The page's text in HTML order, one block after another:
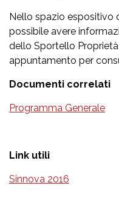
Nello spazio espositivo
possibile avere
dello Sportello
appuntamento per
Documenti correlati
Programma Generale
Link utili
Sinnova 2016